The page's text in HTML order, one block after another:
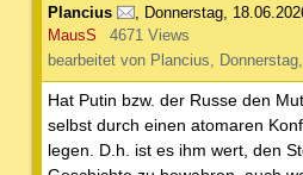
Plancius Donnerstag,
MausS
4671 Views
bearbeitet von Plancius,
Hat Putin bzw. der Russe den
selbst durch einen atomaren
legen. D.h. ist es ihm wert, den